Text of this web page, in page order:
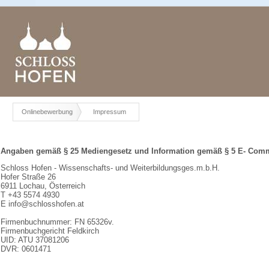
Onlinebewerbung Impressum
Angaben gemäß § 25 Mediengesetz und Information gemäß § 5 E-
Schloss Hofen - Wissenschafts- und Weiterbildungsges.m.b.H.
Hofer Straße 26
6911 Lochau, Österreich
T +43 5574 4930
E info@schlosshofen.at
Firmenbuchnummer: FN 65326v.
Firmenbuchgericht Feldkirch
UID: ATU 37081206
DVR: 0601471